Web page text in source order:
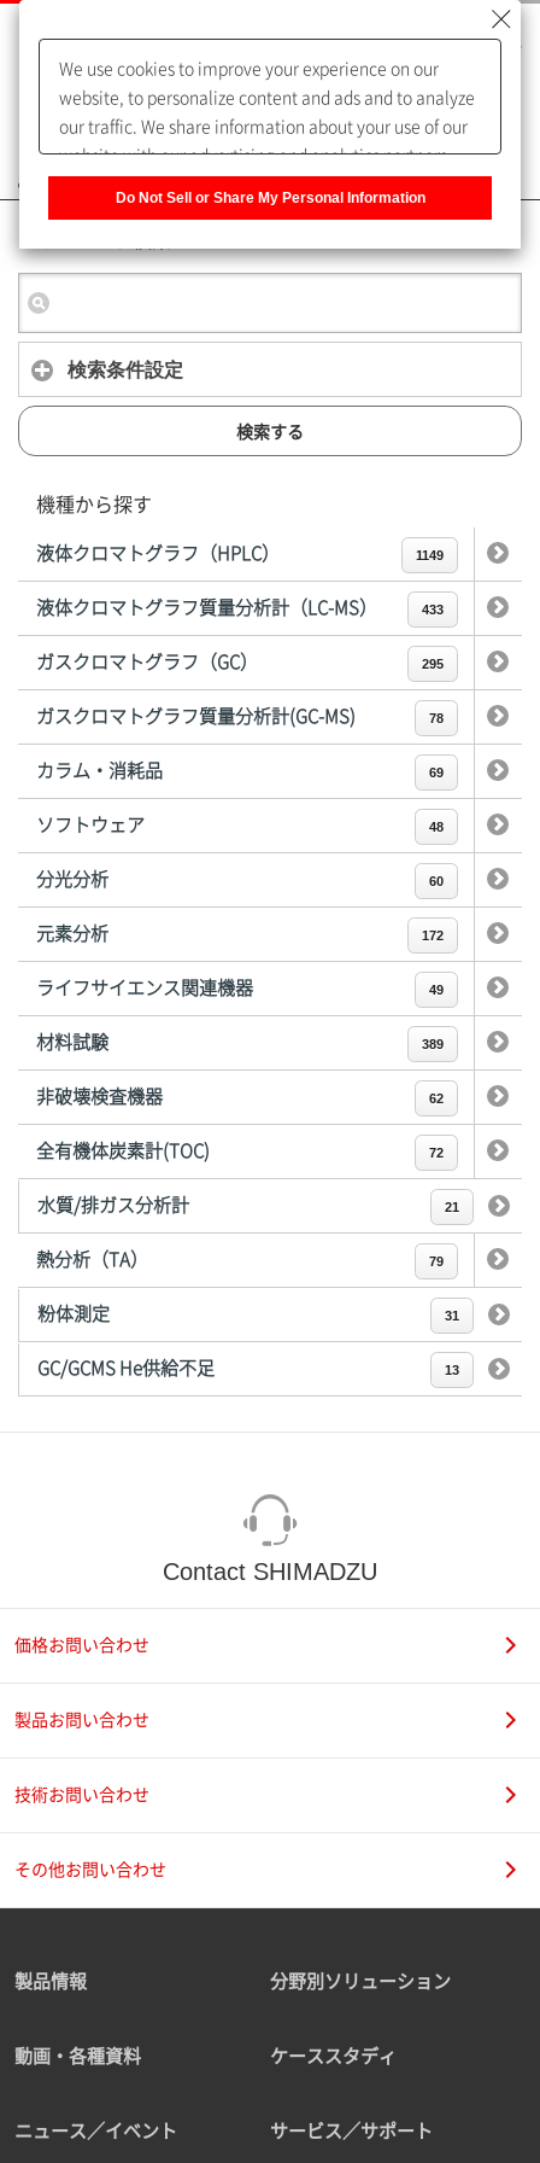
よくあるご質問（FAQ）
検索条件設定
検索する
機種から探す
液体クロマトグラフ（HPLC） 1149
液体クロマトグラフ質量分析計（LC-MS） 433
ガスクロマトグラフ（GC） 295
ガスクロマトグラフ質量分析計(GC-MS) 78
カラム・消耗品 69
ソフトウェア 48
分光分析 60
元素分析 172
ライフサイエンス関連機器 49
材料試験 389
非破壊検査機器 62
全有機体炭素計(TOC) 72
水質/排ガス分析計 21
熱分析（TA） 79
粉体測定 31
GC/GCMS He供給不足 13
Contact SHIMADZU
価格お問い合わせ
製品お問い合わせ
技術お問い合わせ
その他お問い合わせ
製品情報 分野別ソリューション
動画・各種資料 ケーススタディ
ニュース／イベント サービス／サポート
We use cookies to improve your experience on our
website, to personalize content and ads and to analyze
our traffic. We share information about your use of our
website with our advertising and analytics partners,
of our sharing information about you with our partners.
Information] to customize your cookie settings on our
website. Privacy Policy
Do Not Sell or Share My Personal Information